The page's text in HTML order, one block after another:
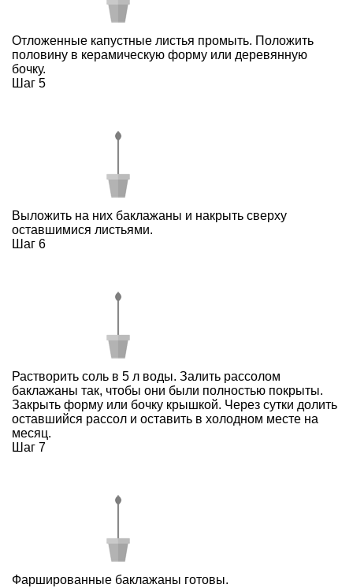
Отложенные капустные листья промыть. Положить
половину в керамическую форму или деревянную
бочку.
Шаг 5
Выложить на них баклажаны и накрыть сверху
оставшимися листьями.
Шаг 6
Растворить соль в 5 л воды. Залить рассолом
баклажаны так, чтобы они были полностью покрыты.
Закрыть форму или бочку крышкой. Через сутки долить
оставшийся рассол и оставить в холодном месте на
месяц.
Шаг 7
Фаршированные баклажаны готовы.